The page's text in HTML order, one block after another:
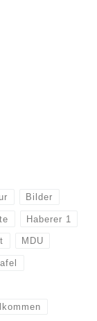
Bilder
Haberer 1
MDU